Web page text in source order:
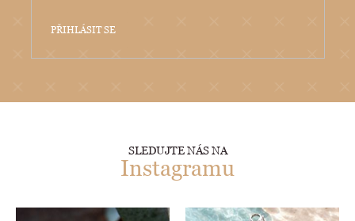
PŘIHLÁSIT SE
SLEDUJTE NÁS NA
Instagramu